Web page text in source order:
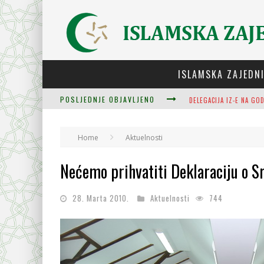
ISLAMSKA
POSLJEDNJE OBJAVLJENO
Home Aktuelnosti
Nećemo prihvatiti Deklaraciju o
28. Marta 2010. Aktuelnosti 744